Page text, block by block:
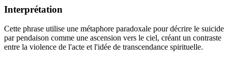
Interprétation
Cette phrase utilise une métaphore paradoxale pour décrire le suicide
par pendaison comme une ascension vers le ciel, créant un contraste
entre la violence de l'acte et l'idée de transcendance spirituelle.